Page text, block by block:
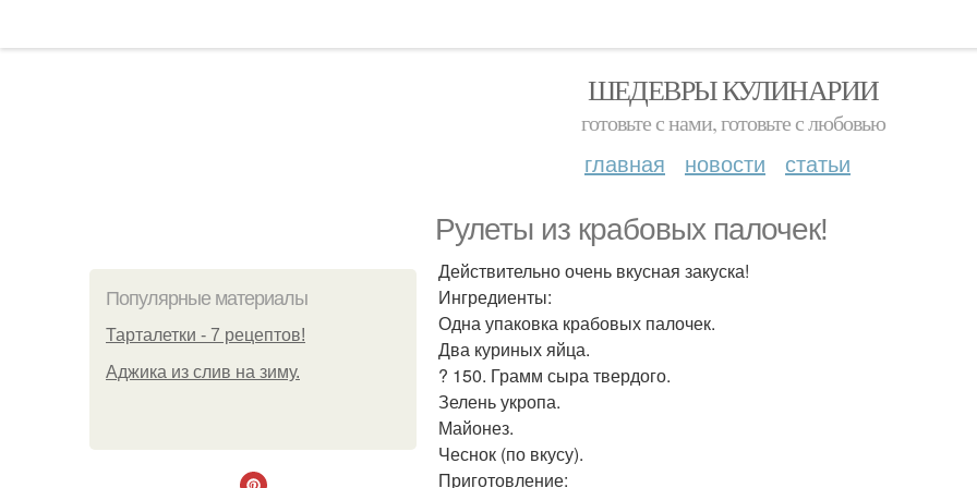
ШЕДЕВРЫ КУЛИНАРИИ
готовьте с нами, готовьте с любовью
главная новости статьи
Рулеты из крабовых палочек!
Популярные материалы
Тарталетки - 7 рецептов!
Аджика из слив на зиму.
Действительно очень вкусная закуска!
Ингредиенты:
Одна упаковка крабовых палочек.
Два куриных яйца.
? 150. Грамм сыра твердого.
Зелень укропа.
Майонез.
Чеснок (по вкусу).
Приготовление: